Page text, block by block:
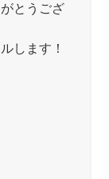
とうござ
します！